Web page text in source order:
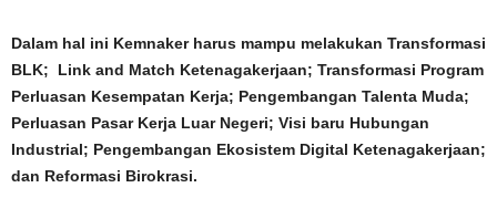
Dalam hal ini Kemnaker harus mampu melakukan Transformasi
BLK; Link and Match Ketenagakerjaan; Transformasi Program
Perluasan Kesempatan Kerja; Pengembangan Talenta Muda;
Perluasan Pasar Kerja Luar Negeri; Visi baru Hubungan
Industrial; Pengembangan Ekosistem Digital Ketenagakerjaan;
dan Reformasi Birokrasi.